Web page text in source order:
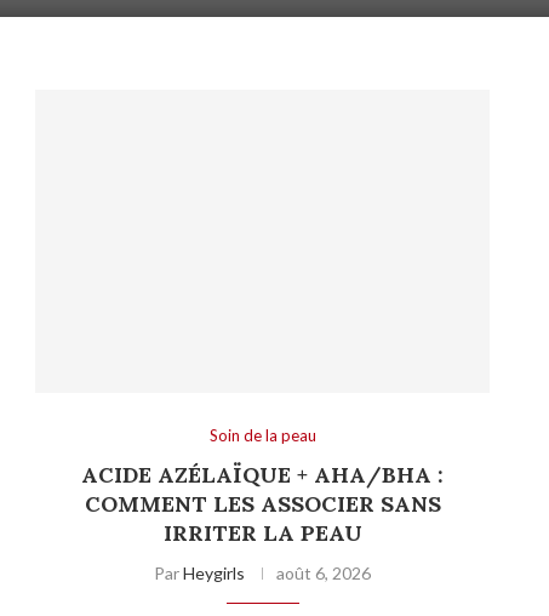
Soin de la peau
ACIDE AZÉLAÏQUE + AHA/BHA :
COMMENT LES ASSOCIER SANS
IRRITER LA PEAU
ParHeygirls août 6, 2026